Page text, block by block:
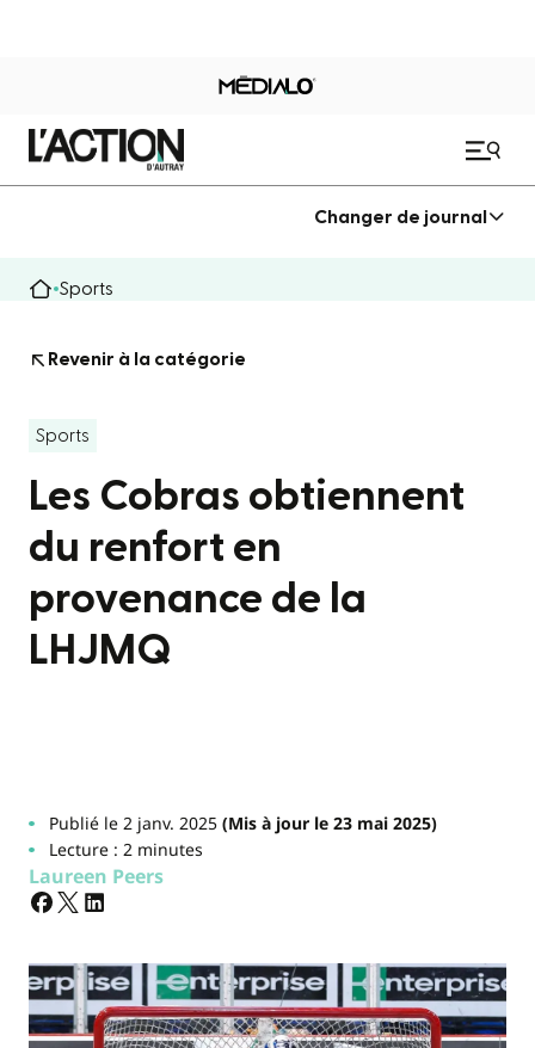
Changer de journal
Sports
Revenir à la catégorie
Sports
Les Cobras obtiennent
du renfort en
provenance de la
LHJMQ
Publié le 2 janv. 2025(Mis à jour le 23 mai 2025)
Lecture : 2 minutes
Laureen Peers